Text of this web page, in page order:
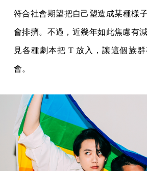
符合社會期望把自己塑造成某種樣
會排擠。不過，近幾年如此焦慮有
見各種劇本把 T 放入，讓這個族
會。